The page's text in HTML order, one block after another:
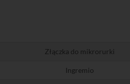
Złączka do mikrorurki
Ingremio